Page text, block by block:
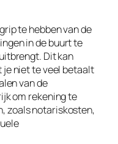
te hebben van de
in de buurt te
Dit kan
je niet te veel betaalt
van de
om rekening te
zoals notariskosten,